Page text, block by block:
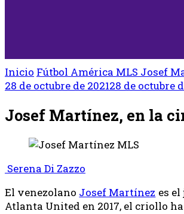
Inicio Fútbol América MLS Josef
28 de octubre de 202128 de octubre
Josef Martínez, en la
Serena Di Zazzo
El venezolano Josef Martínez es
Atlanta United en 2017, el criollo